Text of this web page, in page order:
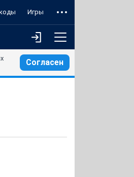
Игры
Согласен